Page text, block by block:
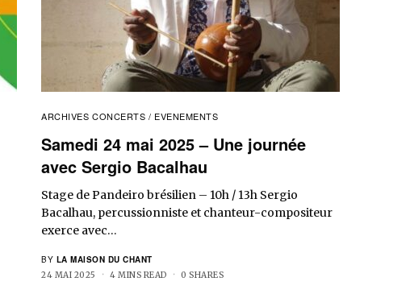
ARCHIVES CONCERTS / EVENEMENTS
Samedi 24 mai 2025 – Une journée
avec Sergio Bacalhau
Stage de Pandeiro brésilien – 10h / 13h Sergio
Bacalhau, percussionniste et chanteur-compositeur
exerce avec…
BY LA MAISON DU CHANT
24 MAI 2025 4 MINS READ 0 SHARES